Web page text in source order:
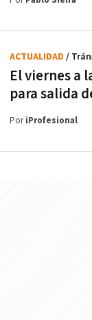
El viernes a
para salida
ACTUALIDAD /
PoriProfesional